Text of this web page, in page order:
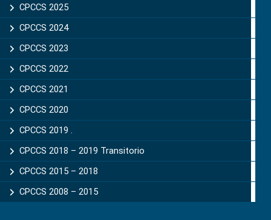
CPCCS 2025
CPCCS 2024
CPCCS 2023
CPCCS 2022
CPCCS 2021
CPCCS 2020
CPCCS 2019 .
CPCCS 2018 – 2019 Transitorio
CPCCS 2015 – 2018
CPCCS 2008 – 2015